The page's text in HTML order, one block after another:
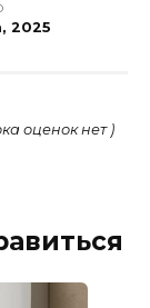
2025
оценок нет )